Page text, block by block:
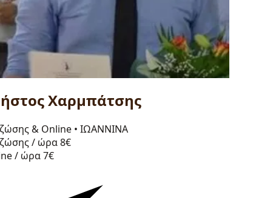
Χαρμπάτσης
& Online • ΙΩΑΝΝΙΝΑ
/ ώρα8€
/ ώρα7€